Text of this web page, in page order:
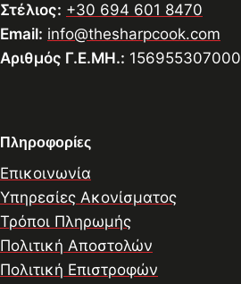
Στέλιος: +30 694 601 8470
Email: info@thesharpcook.com
Αριθμός Γ.Ε.ΜΗ.: 156955307000
Πληροφορίες
Επικοινωνία
Υπηρεσίες Ακονίσματος
Τρόποι Πληρωμής
Πολιτική Αποστολών
Πολιτική Επιστροφών